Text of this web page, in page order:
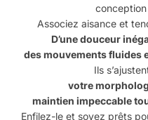
Associez aisance et
D’une douceur
des mouvements fluides
Ils
votre
maintien impeccable
Enfilez-le et soyez prêts